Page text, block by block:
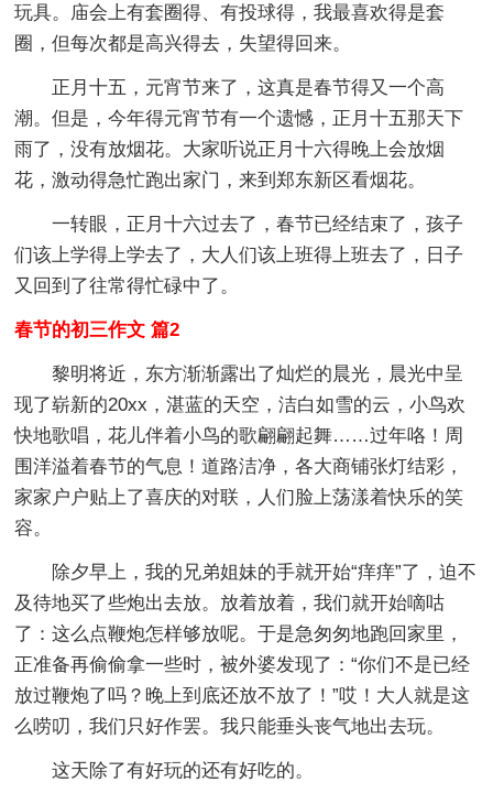
玩具。庙会上有套圈得、有投球得，我最喜欢得是套
圈，但每次都是高兴得去，失望得回来。
正月十五，元宵节来了，这真是春节得又一个高
潮。但是，今年得元宵节有一个遗憾，正月十五那天下
雨了，没有放烟花。大家听说正月十六得晚上会放烟
花，激动得急忙跑出家门，来到郑东新区看烟花。
一转眼，正月十六过去了，春节已经结束了，孩子
们该上学得上学去了，大人们该上班得上班去了，日子
又回到了往常得忙碌中了。
春节的初三作文 篇2
黎明将近，东方渐渐露出了灿烂的晨光，晨光中呈
现了崭新的20xx，湛蓝的天空，洁白如雪的云，小鸟欢
快地歌唱，花儿伴着小鸟的歌翩翩起舞……过年咯！周
围洋溢着春节的气息！道路洁净，各大商铺张灯结彩，
家家户户贴上了喜庆的对联，人们脸上荡漾着快乐的笑
容。
除夕早上，我的兄弟姐妹的手就开始“痒痒”了，迫不
及待地买了些炮出去放。放着放着，我们就开始嘀咕
了：这么点鞭炮怎样够放呢。于是急匆匆地跑回家里，
正准备再偷偷拿一些时，被外婆发现了：“你们不是已经
放过鞭炮了吗？晚上到底还放不放了！”哎！大人就是这
么唠叨，我们只好作罢。我只能垂头丧气地出去玩。
这天除了有好玩的还有好吃的。